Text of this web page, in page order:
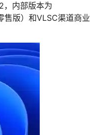
，内部版本为
售版）和VLSC渠道商业